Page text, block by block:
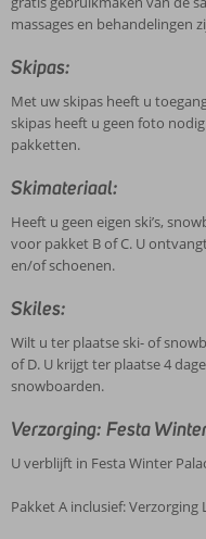
massages en behandelingen
Skipas:
Met uw skipas heeft u
skipas heeft u geen foto
pakketten.
Skimateriaal:
Heeft u geen eigen ski’s,
voor pakket B of C. U
en/of schoenen.
Skiles:
Wilt u ter plaatse ski- of
of D. U krijgt ter plaatse 4
snowboarden.
Verzorging: Festa
U verblijft in Festa Winter
Pakket A inclusief: Verzorging